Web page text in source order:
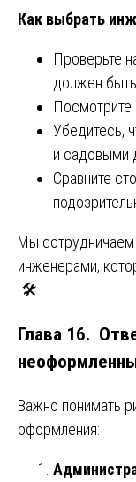
Как выбрать
Проверьте
должен
Посмотрите
Убедитесь,
и садовыми
Сравните
Мы
инженерами,
🛠️
Глава 16.
Важно понимать
оформления: